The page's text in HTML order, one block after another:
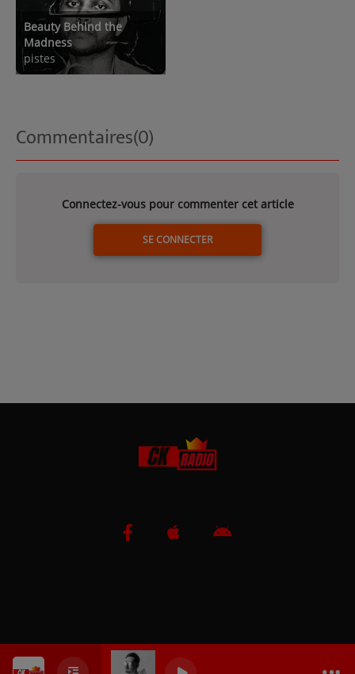
Beauty Behind the
Madness
pistes
Commentaires(0)
Connectez-vous pour commenter cet article
SE CONNECTER